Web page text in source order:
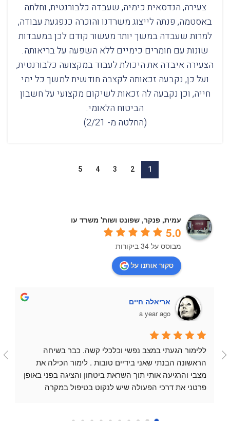
צעירה, הנדסאית כימיה, שעבדה כלבורנטית, וחלתה
באסטמה, פנתה לייצוג משרדנו והוכרה כנפגעת עבודה,
למרות שעבדה במשך יותר מעשור קודם לכן במעבדות
שונות עם חומרים כימיים ללא השפעה על בריאותה.
הצעירה איבדה את היכולת לעבוד במקצועה כלבורנטית,
ועל כן, נקבעה זכאותה לקצבה חודשית למשך כל ימי
חייה, וכן נקבעה לה זכאות לשיקום מקצועי על חשבון
הביטוח הלאומי.
(החלטה מ- 2/21)
1
2
3
4
5
עמית, פנקר, שפונט ושות' משרד עו
5.0
מבוסס על 34 ביקורות
סקור אותנו על
אריאלה חיים
a year ago
הראשונה הבנתי שאני בידיים טובות . לימור הכילה את